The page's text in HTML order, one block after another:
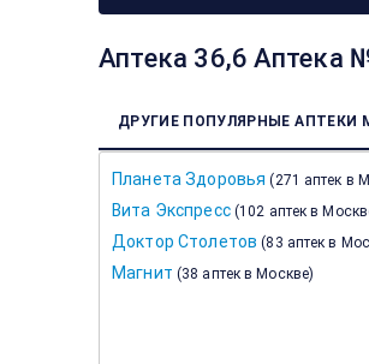
Аптека 36,6 Аптека
ДРУГИЕ ПОПУЛЯРНЫЕ АПТЕКИ
Планета Здоровья (271 аптек в
Вита Экспресс (102 аптек в
Доктор Столетов (83 аптек в
Магнит (38 аптек в Москве)